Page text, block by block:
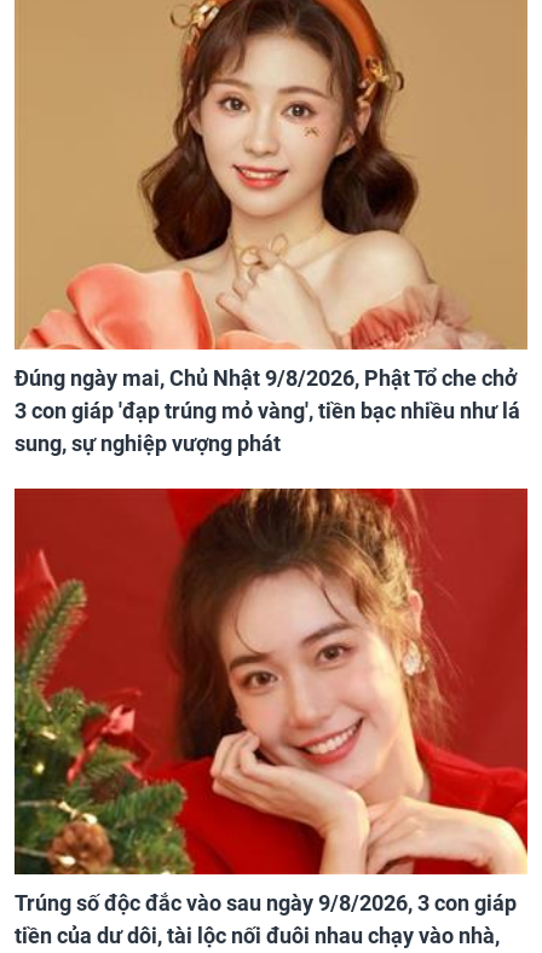
Đúng ngày mai, Chủ Nhật 9/8/2026, Phật Tổ che chở
3 con giáp 'đạp trúng mỏ vàng', tiền bạc nhiều như lá
sung, sự nghiệp vượng phát
Trúng số độc đắc vào sau ngày 9/8/2026, 3 con giáp
tiền của dư dôi, tài lộc nối đuôi nhau chạy vào nhà,